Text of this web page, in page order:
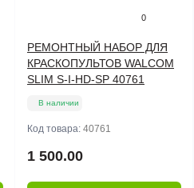
0
РЕМОНТНЫЙ НАБОР ДЛЯ
КРАСКОПУЛЬТОВ WALCOM
SLIM S-I-HD-SP 40761
В наличии
Код товара: 40761
1 500.00